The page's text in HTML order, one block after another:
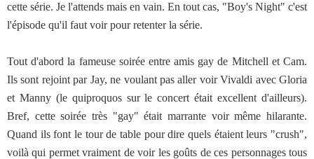
cette série. Je l'attends mais en vain. En tout cas, "Boy's Night" c'est
l'épisode qu'il faut voir pour retenter la série.
Tout d'abord la fameuse soirée entre amis gay de Mitchell et Cam.
Ils sont rejoint par Jay, ne voulant pas aller voir Vivaldi avec Gloria
et Manny (le quiproquos sur le concert était excellent d'ailleurs).
Bref, cette soirée très "gay" était marrante voir même hilarante.
Quand ils font le tour de table pour dire quels étaient leurs "crush",
voilà qui permet vraiment de voir les goûts de ces personnages tous